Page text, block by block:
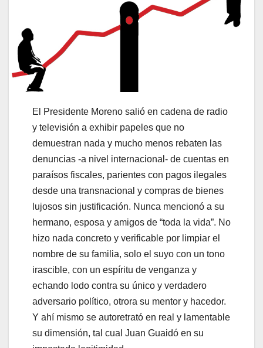
El Presidente Moreno salió en cadena de radio
y televisión a exhibir papeles que no
demuestran nada y mucho menos rebaten las
denuncias -a nivel internacional- de cuentas en
paraísos fiscales, parientes con pagos ilegales
desde una transnacional y compras de bienes
lujosos sin justificación. Nunca mencionó a su
hermano, esposa y amigos de “toda la vida”. No
hizo nada concreto y verificable por limpiar el
nombre de su familia, solo el suyo con un tono
irascible, con un espíritu de venganza y
echando lodo contra su único y verdadero
adversario político, otrora su mentor y hacedor.
Y ahí mismo se autoretrató en real y lamentable
su dimensión, tal cual Juan Guaidó en su